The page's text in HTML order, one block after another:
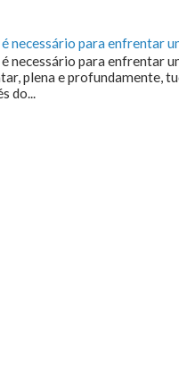
é necessário para enfrentar
é necessário para enfrentar
plena e profundamente,
do...